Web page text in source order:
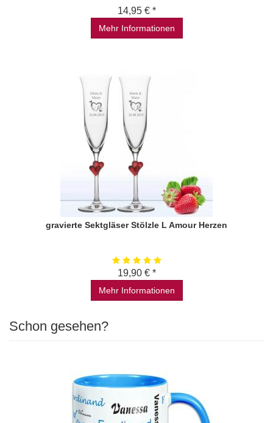
14,95 € *
Mehr Informationen
gravierte Sektgläser Stölzle L Amour Herzen
19,90 € *
Mehr Informationen
Schon gesehen?